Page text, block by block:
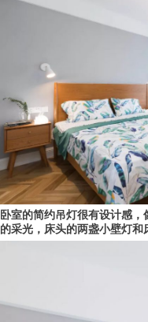
卧室的简约吊灯很有设计感，
的采光，床头的两盏小壁灯和